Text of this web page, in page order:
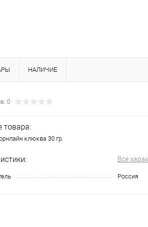
НАЛИЧИЕ
0
товара:
клюква 30 гр.
Все
Россия